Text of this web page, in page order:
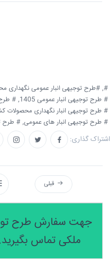
#,#طرح توجیهی انبار عمومی نگهداری
# طرح توجیهی انبار عمومی 1405,
# طرح
# طرح توجیهی انبار نگهداری محصولات
# طرح توجیهی انبار های عمومی, # طرح
اشتراک گذاری:
قبلی
جهت سفارش طرح
ملکی تماس بگیرید.